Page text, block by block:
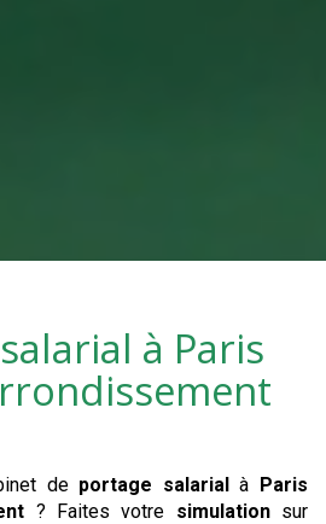
à Paris
de portage salarialà Paris
? Faites votre simulation sur